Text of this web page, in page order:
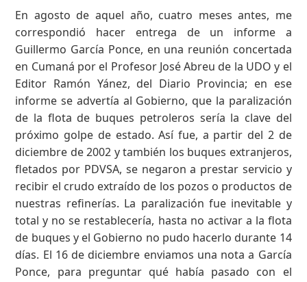
En agosto de aquel año, cuatro meses antes, me
correspondió hacer entrega de un informe a
Guillermo García Ponce, en una reunión concertada
en Cumaná por el Profesor José Abreu de la UDO y el
Editor Ramón Yánez, del Diario Provincia; en ese
informe se advertía al Gobierno, que la paralización
de la flota de buques petroleros sería la clave del
próximo golpe de estado. Así fue, a partir del 2 de
diciembre de 2002 y también los buques extranjeros,
fletados por PDVSA, se negaron a prestar servicio y
recibir el crudo extraído de los pozos o productos de
nuestras refinerías. La paralización fue inevitable y
total y no se restablecería, hasta no activar a la flota
de buques y el Gobierno no pudo hacerlo durante 14
días. El 16 de diciembre enviamos una nota a García
Ponce, para preguntar qué había pasado con el